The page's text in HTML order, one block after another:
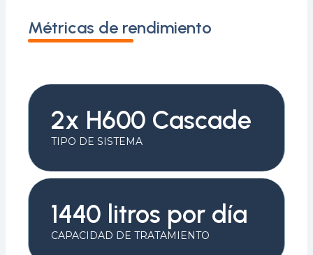
Métricas de rendimiento
2x H600 Cascade
TIPO DE SISTEMA
1440 litros por día
CAPACIDAD DE TRATAMIENTO